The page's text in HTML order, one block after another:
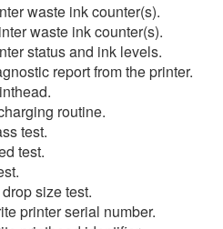
waste ink counter(s).
waste ink counter(s).
status and ink levels.
report from the printer.
routine.
test.
test.
size test.
printer serial number.